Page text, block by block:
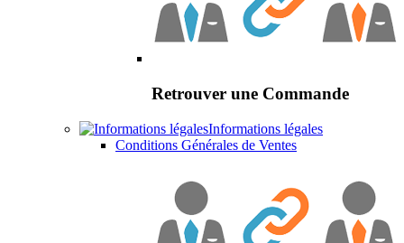
Retrouver une Commande
Informations légales
Conditions Générales de Ventes